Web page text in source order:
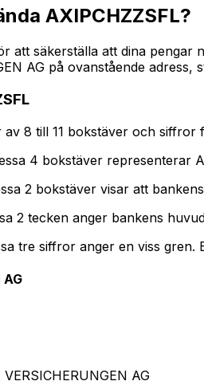
AXIPCHZZSFL?
att säkerställa att dina
AG på ovanstående
av 8 till 11 bokstäver och
4 bokstäver representerar
2 bokstäver visar att
2 tecken anger bankens
tre siffror anger en viss gren.
AG
AG